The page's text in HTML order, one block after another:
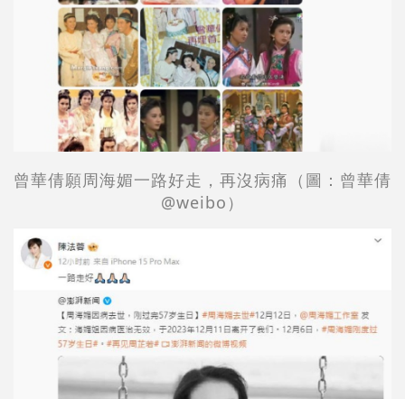
曾華倩願周海媚一路好走，再沒病痛 （圖： 曾華倩
@weibo）